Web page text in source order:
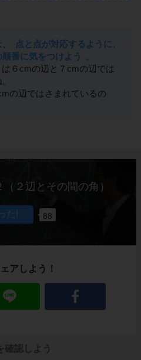
点と点が対応するように、
番に気をつけよう
は６cmの辺と７cmの辺では
の辺ではさまれているの
２辺とその間の角）
88
アしよう！
確認しよう